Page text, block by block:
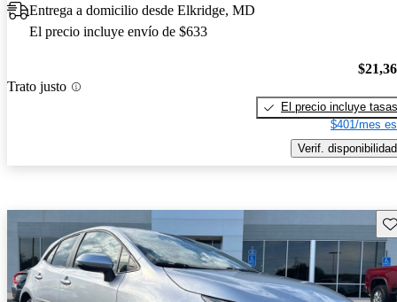
Entrega a domicilio desde Elkridge, MD
El precio incluye envío de $633
Trato justo
El precio incluye tasas
$401/mes
Verif. disponibilidad